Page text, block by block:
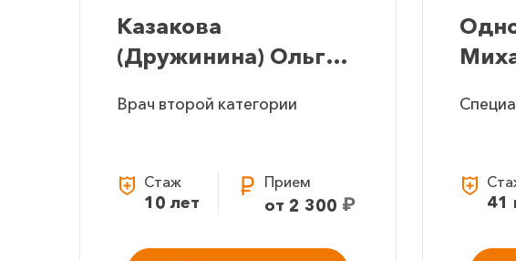
Казакова
(Дружинина) Ольга
Врач второй категории
Стаж
10 лет
Прием
от 2 300 ₽ 41